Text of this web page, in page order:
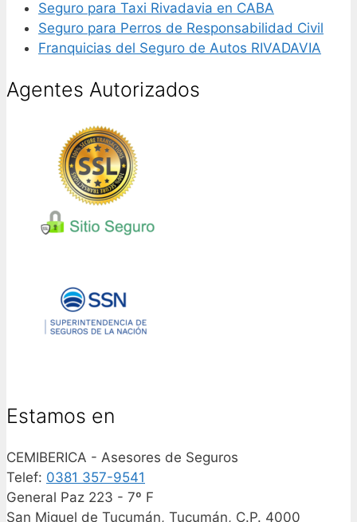
Seguro para Taxi Rivadavia en CABA
Seguro para Perros de Responsabilidad Civil
Franquicias del Seguro de Autos RIVADAVIA
Agentes Autorizados
Estamos en
CEMIBERICA - Asesores de Seguros
Telef: 0381 357-9541
General Paz 223 - 7º F
San Miguel de Tucumán, Tucumán, C.P. 4000